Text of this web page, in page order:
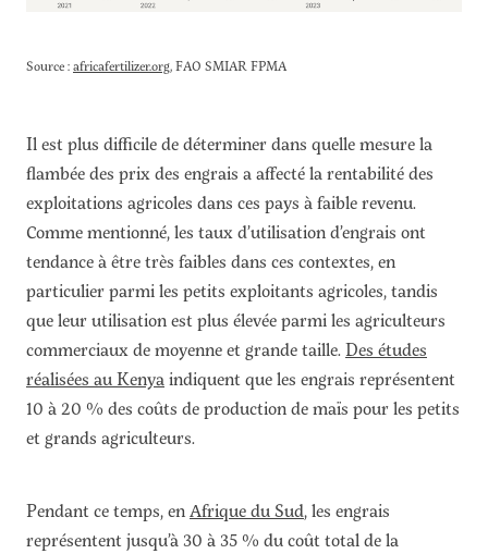
Source :africafertilizer.org, FAO SMIAR FPMA
Il est plus difficile de déterminer dans quelle mesure la
flambée des prix des engrais a affecté la rentabilité des
exploitations agricoles dans ces pays à faible revenu.
Comme mentionné, les taux d’utilisation d’engrais ont
tendance à être très faibles dans ces contextes, en
particulier parmi les petits exploitants agricoles, tandis
que leur utilisation est plus élevée parmi les agriculteurs
commerciaux de moyenne et grande taille. Des études
réalisées au Kenyaindiquent que les engrais représentent
10 à 20 % des coûts de production de maïs pour les petits
et grands agriculteurs.
Pendant ce temps, enAfrique du Sud, les engrais
représentent jusqu’à 30 à 35 % du coût total de la